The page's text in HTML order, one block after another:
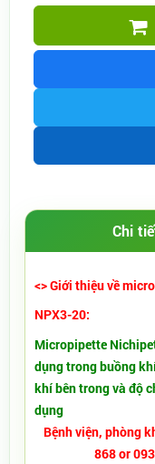
Chi
<> Giới thiệu về
NPX3-20:
Micropipette
dụng trong buồng
khí bên trong và độ
dụng
Bệnh viện, phòng
868 or